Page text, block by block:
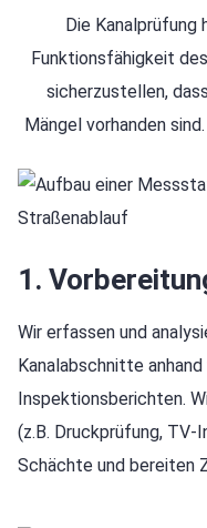
Die Kanalprüfung
Funktionsfähigkeit
sicherzustellen,
Mängel vorhanden
1.
Wir erfassen und
Kanalabschnitte
Inspektionsberichten.
(z.B. Druckprüfung,
Schächte und bereiten